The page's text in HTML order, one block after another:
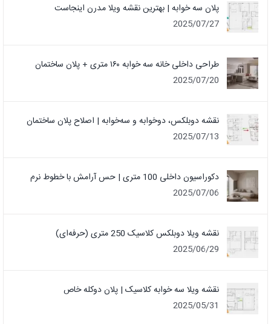
پلان سه خوابه | بهترین نقشه ویلا مدرن اینجاست
2025/07/27
طراحی داخلی خانه سه خوابه ۱۶۰ متری + پلان ساختمان
2025/07/20
نقشه دوبلکس، دوخوابه و سه‌خوابه | اصلاح پلان ساختمان
2025/07/13
دکوراسیون داخلی 100 متری | حس آرامش با خطوط نرم
2025/07/06
نقشه ویلا دوبلکس کلاسیک 250 متری (حرفه‌ای)
2025/06/29
نقشه ویلا سه خوابه کلاسیک | پلان دوکله خاص
2025/05/31